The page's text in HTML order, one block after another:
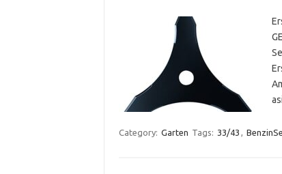
Category: Garten Tags: 33/43 ,